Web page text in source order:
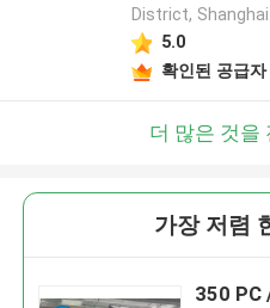
District,
5.0
확인된 공급자
더 많은 것을
가장 저렴
350 PC / 분 500 PC /